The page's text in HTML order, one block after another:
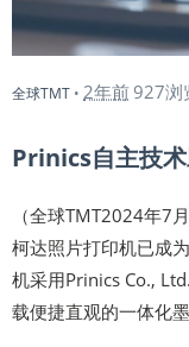
全球TMT • 2年前927浏
Prinics自主技
（全球TMT2024年7
柯达照片打印机已成
机采用Prinics Co.,
载便捷直观的一体化